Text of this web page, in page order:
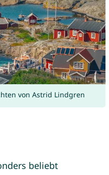
von Astrid Lindgren
beliebt